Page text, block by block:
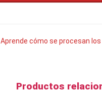
Aprende cómo se procesan
Productos